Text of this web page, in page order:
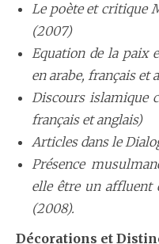
Le poète et critique
(2007)
Equation de la paix
en arabe, français et
Discours islamique
français et anglais)
Articles dans le
Présence
elle être un affluent
(2008).
Décorations et